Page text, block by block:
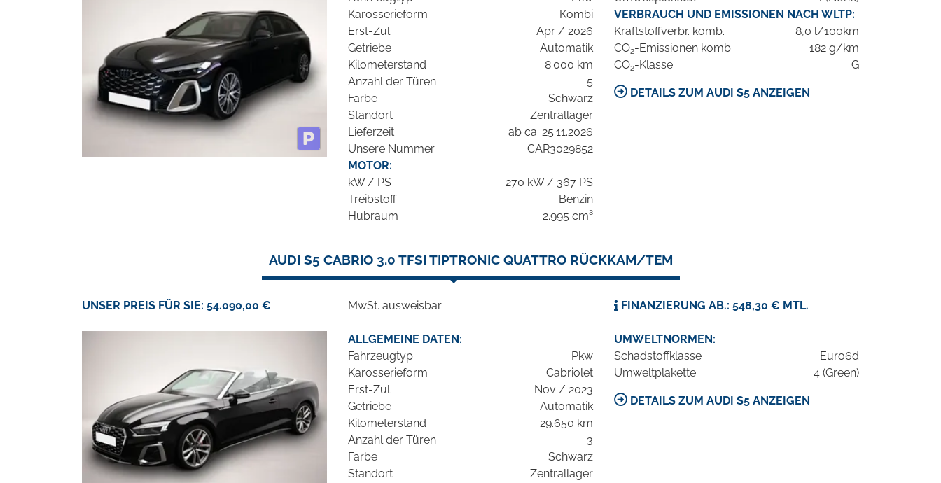
Karosserieform
Kombi
Erst-Zul.
Apr / 2026
Getriebe
Automatik
Kilometerstand
8.000 km
Anzahl der Türen
5
Farbe
Schwarz
Standort
Zentrallager
Lieferzeit
ab ca. 25.11.2026
Unsere Nummer
CAR3029852
MOTOR:
kW / PS
270 kW / 367 PS
Treibstoff
Benzin
Hubraum
2.995 cm³
VERBRAUCH UND EMISSIONEN NACH WLTP:
Kraftstoffverbr. komb.
8,0 l/100km
CO2-Emissionen komb.
182 g/km
CO2-Klasse G
DETAILS ZUM AUDI S5 ANZEIGEN
AUDI S5 CABRIO 3.0 TFSI TIPTRONIC QUATTRO RÜCKKAM/TEM
UNSER PREIS FÜR SIE: 54.090,00 € MwSt. ausweisbar FINANZIERUNG AB.: 548,30 € MTL.
ALLGEMEINE DATEN:
Fahrzeugtyp
Pkw
Karosserieform
Cabriolet
Erst-Zul.
Nov / 2023
Getriebe
Automatik
Kilometerstand
29.650 km
Anzahl der Türen
3
Farbe
Schwarz
Standort
Zentrallager
UMWELTNORMEN:
Schadstoffklasse
Euro6d
Umweltplakette
4 (Green)
DETAILS ZUM AUDI S5 ANZEIGEN